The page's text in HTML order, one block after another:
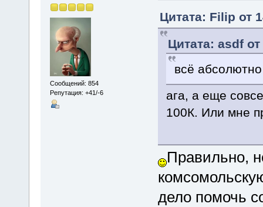
Сообщений: 854
Репутация: +41/-6
Цитата: Filip от
Цитата: asdf
всё
ага, а еще
100К. Или мне
Правильно,
дело помочь